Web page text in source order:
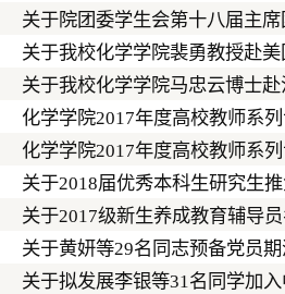
关于院团委学生会第十八届主
关于我校化学学院裴勇教授赴
关于我校化学学院马忠云博士
化学学院2017年度高校教师系
化学学院2017年度高校教师系
关于2018届优秀本科生研究生
关于2017级新生养成教育辅导
关于黄妍等29名同志预备党员
关于拟发展李银等31名同学加